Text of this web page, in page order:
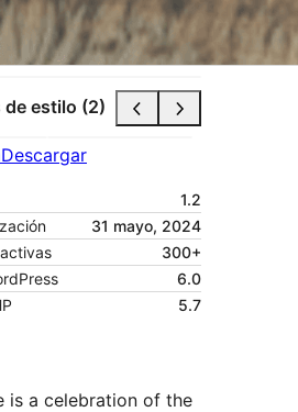
de estilo (2)
Descargar
1.2
31 mayo, 2024
300+
6.0
5.7
is a celebration of the